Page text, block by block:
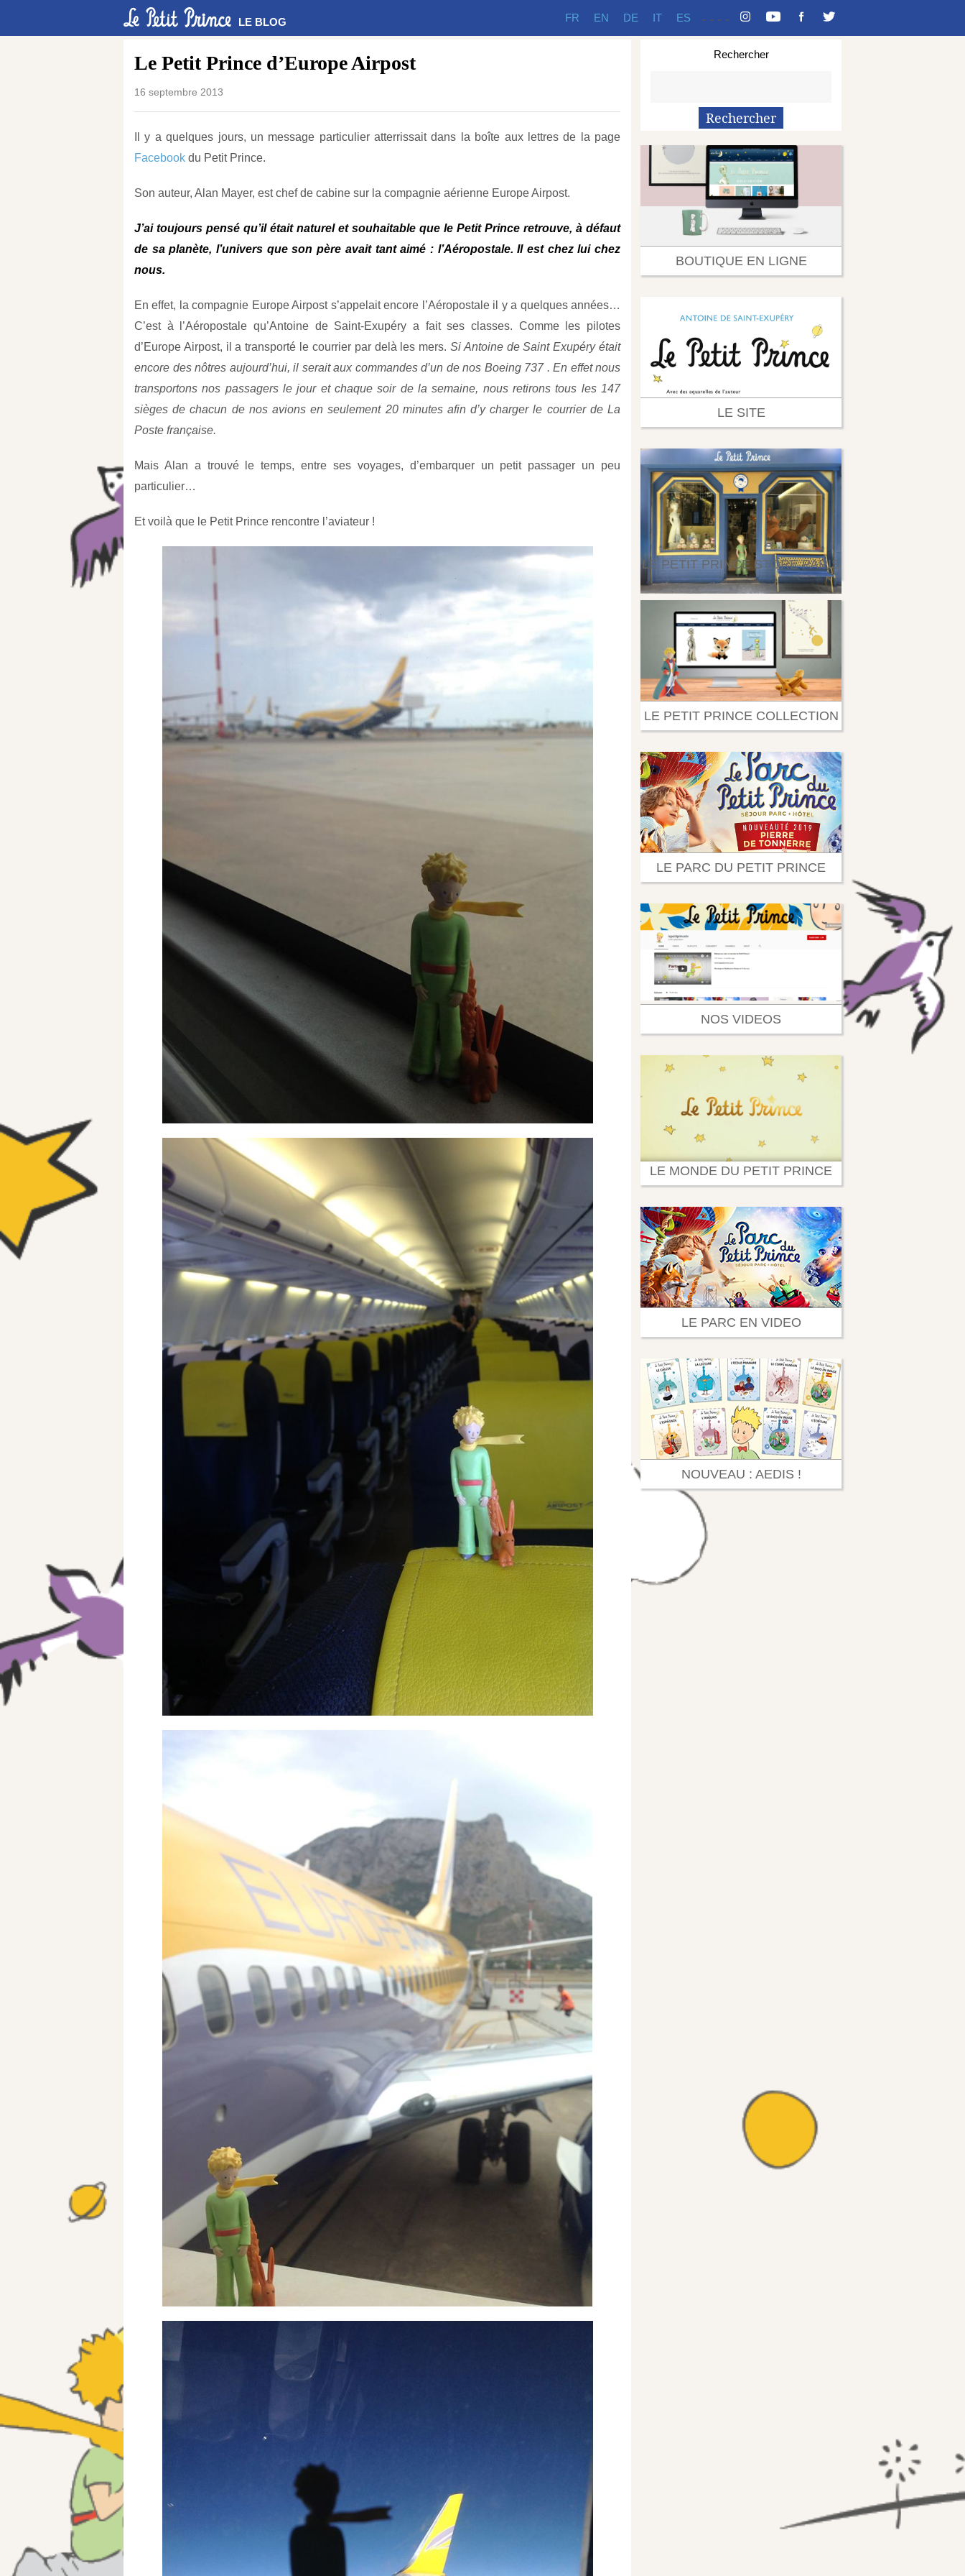
LE BLOG - - - -
FR EN DE IT ES
Le Petit Prince d’Europe Airpost
16 septembre 2013
Il y a quelques jours, un message particulier atterrissait dans la boîte aux lettres de la page
Facebook du Petit Prince.
Son auteur, Alan Mayer, est chef de cabine sur la compagnie aérienne Europe Airpost.
J’ai toujours pensé qu’il était naturel et souhaitable que le Petit Prince retrouve, à défaut
de sa planète, l’univers que son père avait tant aimé : l’Aéropostale. Il est chez lui chez
nous.
En effet, la compagnie Europe Airpost s’appelait encore l’Aéropostale il y a quelques années…
C’est à l’Aéropostale qu’Antoine de Saint-Exupéry a fait ses classes. Comme les pilotes
d’Europe Airpost, il a transporté le courrier par delà les mers. Si Antoine de Saint Exupéry était
encore des nôtres aujourd’hui, il serait aux commandes d’un de nos Boeing 737 . En effet nous
transportons nos passagers le jour et chaque soir de la semaine, nous retirons tous les 147
sièges de chacun de nos avions en seulement 20 minutes afin d’y charger le courrier de La
Poste française.
Mais Alan a trouvé le temps, entre ses voyages, d’embarquer un petit passager un peu
particulier…
Et voilà que le Petit Prince rencontre l’aviateur !
Rechercher
BOUTIQUE EN LIGNE
LE SITE
LE PETIT PRINCE STORE PARIS
LE PETIT PRINCE COLLECTION
LE PARC DU PETIT PRINCE
NOS VIDEOS
LE MONDE DU PETIT PRINCE
LE PARC EN VIDEO
NOUVEAU : AEDIS !